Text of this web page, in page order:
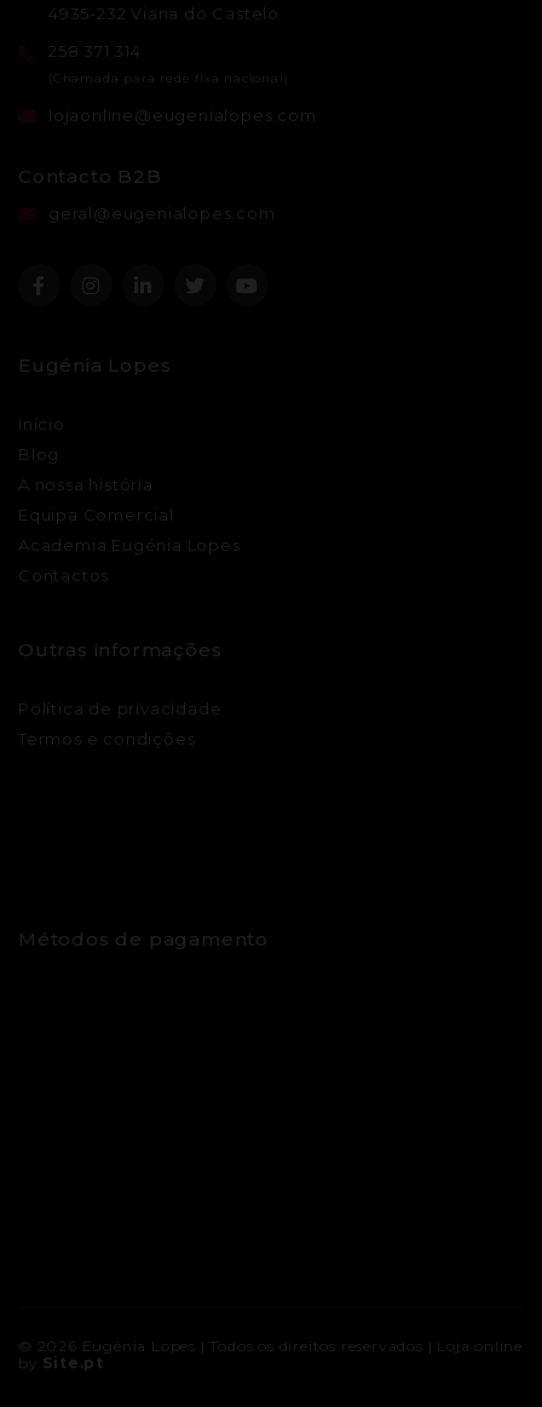
4935-232 Viana do Castelo
258 371 314
lojaonline@eugenialopes.com
Contacto B2B
geral@eugenialopes.com
Eugénia Lopes
Início
Blog
A nossa história
Equipa Comercial
Academia Eugénia Lopes
Contactos
Outras informações
Política de privacidade
Termos e condições
Métodos de pagamento
© 2026 Eugénia Lopes | Todos os direitos reservados | Loja online
by Site.pt